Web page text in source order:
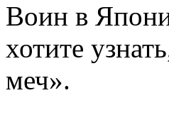
Воин в
хотите
меч».